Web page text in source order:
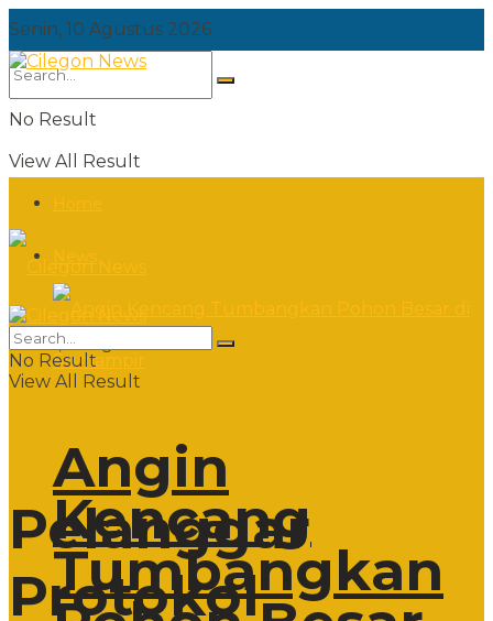
Senin, 10 Agustus 2026
No Result
View All Result
Angin
Kencang
Tumbangkan
Senin, 10 Agustus 2026
No Result
View All Result
Pelanggar
Protokol